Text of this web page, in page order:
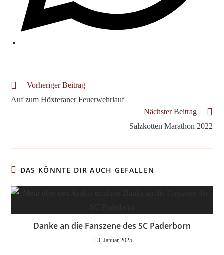
Weitere
ansehen
Vorheriger Beitrag
Auf zum Höxteraner Feuerwehrlauf
Nächster Beitrag
Salzkotten Marathon 2022
DAS KÖNNTE DIR AUCH GEFALLEN
Danke an die Fanszene des SC Paderborn
3. Januar 2025